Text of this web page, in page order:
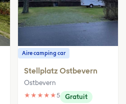
Aire camping car
Stellplatz Ostbevern
Ostbevern
★ ★ ★ ★ ★5 Gratuit